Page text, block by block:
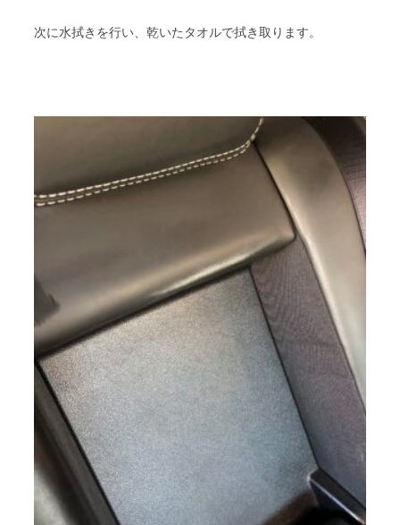
次に水拭きを行い、乾いたタオルで拭き取ります。